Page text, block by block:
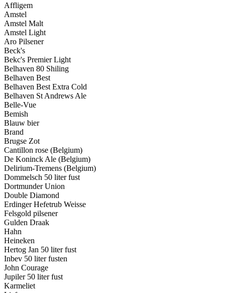
Affligem
Amstel
Amstel Malt
Amstel Light
Aro Pilsener
Beck's
Bekc's Premier Light
Belhaven 80 Shiling
Belhaven Best
Belhaven Best Extra Cold
Belhaven St Andrews Ale
Belle-Vue
Bemish
Blauw bier
Brand
Brugse Zot
Cantillon rose (Belgium)
De Koninck Ale (Belgium)
Delirium-Tremens (Belgium)
Dommelsch 50 liter fust
Dortmunder Union
Double Diamond
Erdinger Hefetrub Weisse
Felsgold pilsener
Gulden Draak
Hahn
Heineken
Hertog Jan 50 liter fust
Inbev 50 liter fusten
John Courage
Jupiler 50 liter fust
Karmeliet